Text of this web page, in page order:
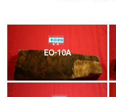
EO-10A